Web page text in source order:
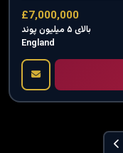
£7,000,000
بالای ۵ میلیون پوند
England